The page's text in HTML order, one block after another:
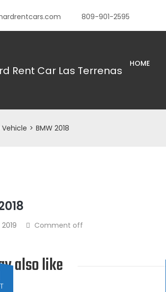
809-901-2595
HOME
Vehicle > BMW 2018
Comment off
also like